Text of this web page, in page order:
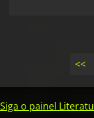
<<
Siga o painel